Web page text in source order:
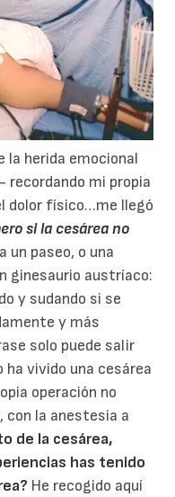
la herida emocional
recordando mi propia
dolor físico…me llegó
si la cesárea no
paseo, o una
ginesaurio austríaco:
y sudando si se
y más
solo puede salir
ha vivido una cesárea
operación no
con la anestesia a
de la cesárea,
has tenido
He recogido aquí